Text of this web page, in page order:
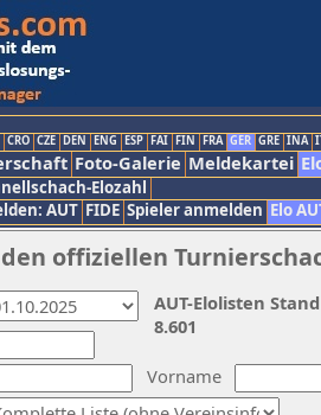
CRO CZE DEN ENG ESP FAI FIN FRA GER GRE INA
Foto-Galerie Meldekartei
Elozahl
AUT FIDE Spieler anmelden Elo
offiziellen
Vorname
AUT-Elolisten
8.601